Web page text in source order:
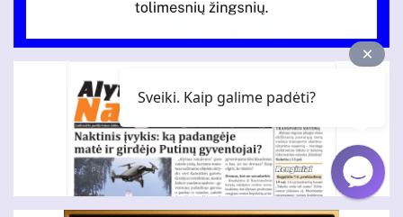
Sveiki. Kaip galime padėti?